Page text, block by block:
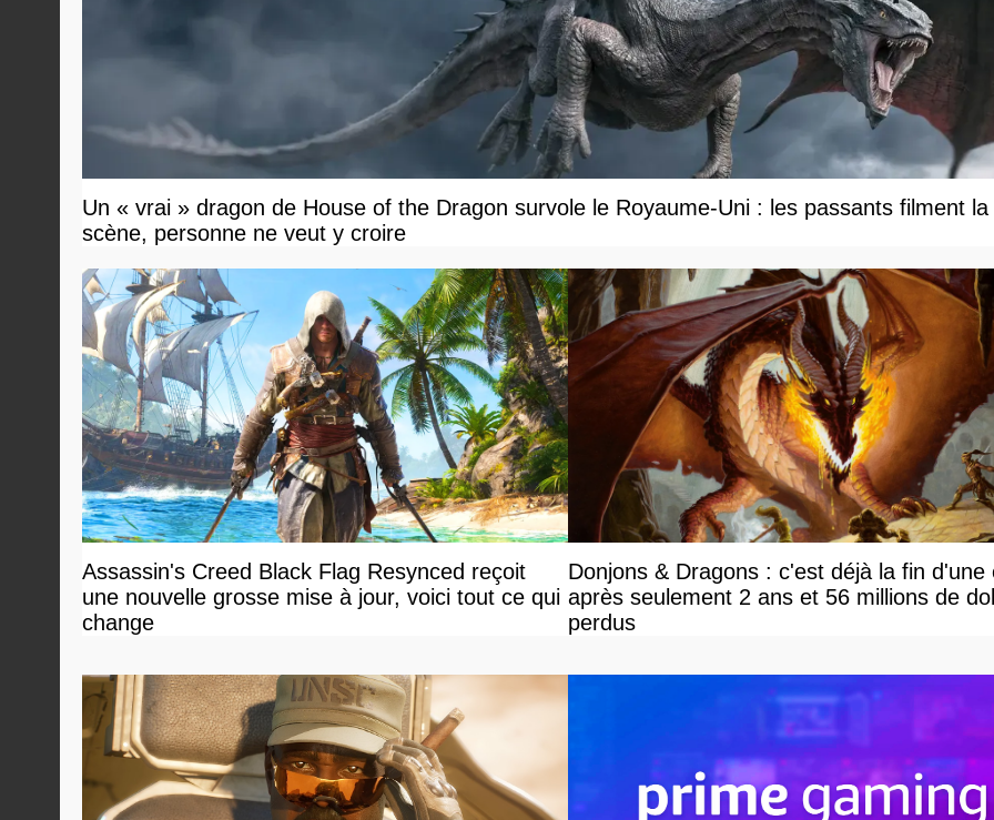
Un « vrai » dragon de House of the Dragon survole le Royaume-Uni : les passants filment la
scène, personne ne veut y croire
Assassin's Creed Black Flag Resynced reçoit
une nouvelle grosse mise à jour, voici tout ce qui
change
Donjons & Dragons : c'est déjà la fin d'une
après seulement 2 ans et 56 millions de
perdus